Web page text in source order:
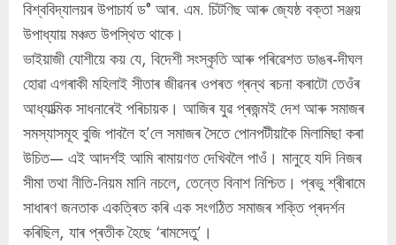
বিশ্ববিদ্যালয়ৰ উপাচাৰ্য ড° আৰ. এম. চিটণিছ আৰু জ্যেষ্ঠ বক্তা সঞ্জয়
উপাধ্যায় মঞ্চত উপস্থিত থাকে।
ভাইয়াজী যোশীয়ে কয় যে, বিদেশী সংস্কৃতি আৰু পৰিৱেশত ডাঙৰ-দীঘল
হোৱা এগৰাকী মহিলাই সীতাৰ জীৱনৰ ওপৰত গ্ৰন্থ ৰচনা কৰাটো তেওঁৰ
আধ্যাত্মিক সাধনাৰেই পৰিচায়ক। আজিৰ যুৱ প্ৰজন্মই দেশ আৰু সমাজৰ
সমস্যাসমূহ বুজি পাবলৈ হ’লে সমাজৰ সৈতে পোনপটীয়াকৈ মিলামিছা কৰা
উচিত— এই আদৰ্শই আমি ৰামায়ণত দেখিবলৈ পাওঁ। মানুহে যদি নিজৰ
সীমা তথা নীতি-নিয়ম মানি নচলে, তেন্তে বিনাশ নিশ্চিত। প্ৰভু শ্ৰীৰামে
সাধাৰণ জনতাক একত্ৰিত কৰি এক সংগঠিত সমাজৰ শক্তি প্ৰদৰ্শন
কৰিছিল, যাৰ প্ৰতীক হৈছে ‘ৰামসেতু’।